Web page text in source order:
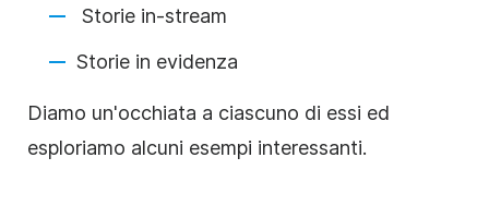
Storie in-stream
Storie in evidenza
Diamo un'occhiata a ciascuno di essi ed
esploriamo alcuni esempi interessanti.